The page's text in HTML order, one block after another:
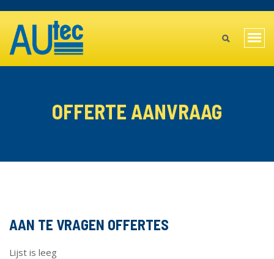
naar
inhoud
MAIN
MENU
OFFERTE AANVRAAG
AAN TE VRAGEN OFFERTES
Lijst is leeg